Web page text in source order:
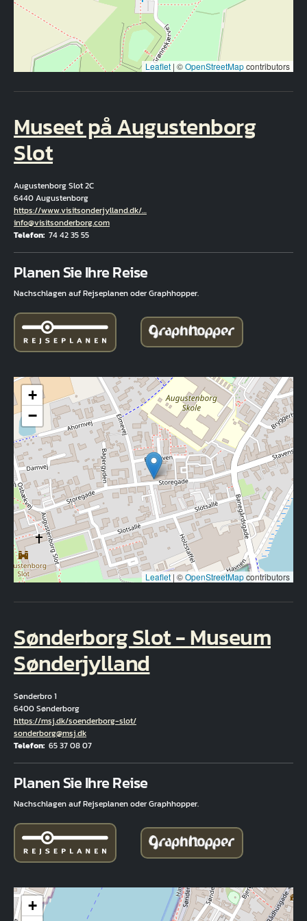
Leaflet | ©OpenStreetMapcontributors
Museet på Augustenborg
Slot
Augustenborg Slot 2C
6440 Augustenborg
Hjemmeside
https://www.visitsonderjylland.dk/…
E-Mail
info@visitsonderborg.com
Telefon 74 42 35 55
Planen Sie Ihre Reise
Nachschlagen auf Rejseplanen oder Graphhopper.
+
−
Leaflet | ©OpenStreetMapcontributors
Sønderborg Slot - Museum
Sønderjylland
Sønderbro 1
6400 Sønderborg
Hjemmeside
https://msj.dk/soenderborg-slot/
E-Mail
sonderborg@msj.dk
Telefon 65 37 08 07
Planen Sie Ihre Reise
Nachschlagen auf Rejseplanen oder Graphhopper.
+